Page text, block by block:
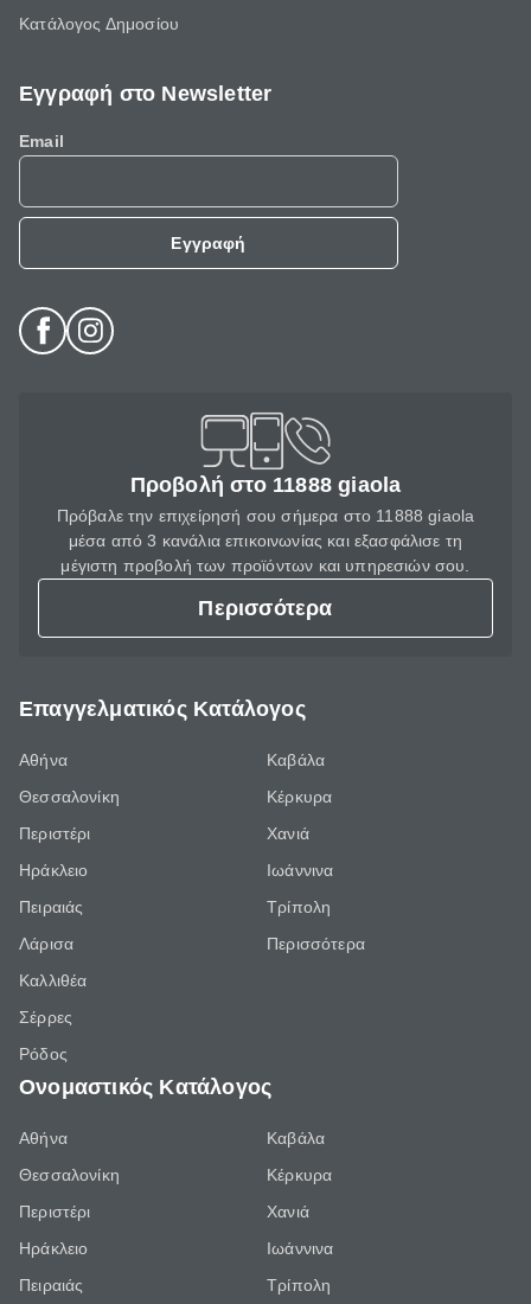
Κατάλογος Δημοσίου
Εγγραφή στο Newsletter
Email
Εγγραφή
Προβολή στο 11888 giaola
Πρόβαλε την επιχείρησή σου σήμερα στο 11888 giaola
μέσα από 3 κανάλια επικοινωνίας και εξασφάλισε τη
μέγιστη προβολή των προϊόντων και υπηρεσιών σου.
Περισσότερα
Επαγγελματικός Κατάλογος
Αθήνα
Θεσσαλονίκη
Περιστέρι
Ηράκλειο
Πειραιάς
Λάρισα
Καλλιθέα
Σέρρες
Ρόδος
Καβάλα
Κέρκυρα
Χανιά
Ιωάννινα
Τρίπολη
Περισσότερα
Ονομαστικός Κατάλογος
Αθήνα
Θεσσαλονίκη
Περιστέρι
Ηράκλειο
Πειραιάς
Καβάλα
Κέρκυρα
Χανιά
Ιωάννινα
Τρίπολη